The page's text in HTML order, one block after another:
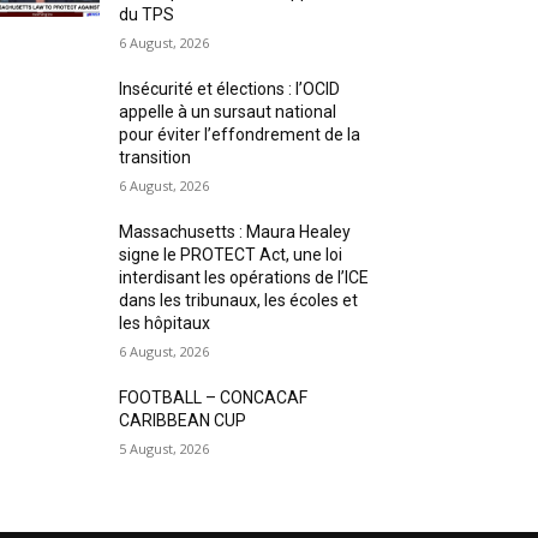
du TPS
6 August, 2026
Insécurité et élections : l’OCID
appelle à un sursaut national
pour éviter l’effondrement de la
transition
6 August, 2026
Massachusetts : Maura Healey
signe le PROTECT Act, une loi
interdisant les opérations de l’ICE
dans les tribunaux, les écoles et
les hôpitaux
6 August, 2026
FOOTBALL – CONCACAF
CARIBBEAN CUP
5 August, 2026